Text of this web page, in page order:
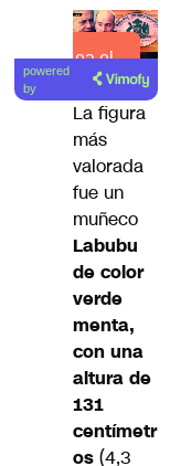
Lea el
artículo
powered
by
La figura
más
valorada
fue un
muñeco
Labubu
de color
verde
menta,
con una
altura de
131
centímetr
os (4,3